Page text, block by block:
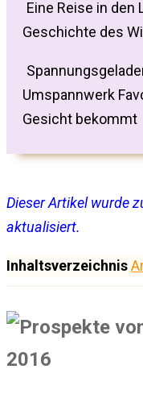
Eine Reise in den
Geschichte des
Umspannwerk
Gesicht bekommt
Dieser Artikel wurde
aktualisiert.
Inhaltsverzeichnis